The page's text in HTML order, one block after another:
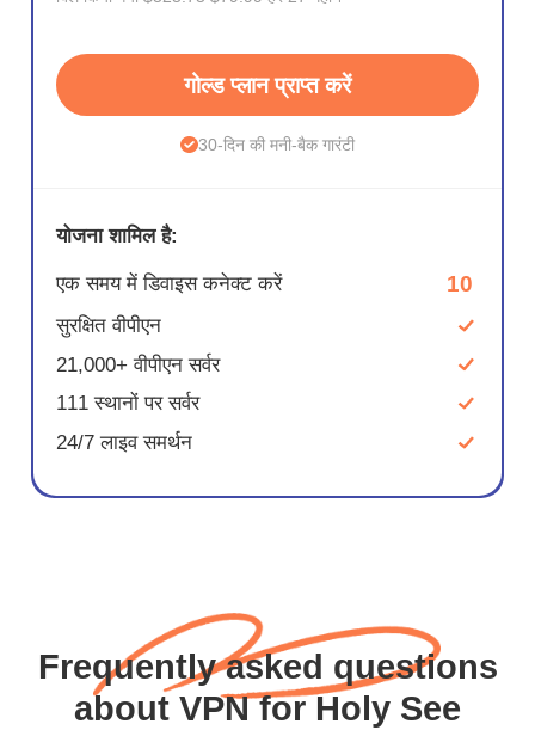
गोल्ड प्लान प्राप्त करें
30-दिन की मनी-बैक गारंटी
योजना शामिल है:
एक समय में डिवाइस कनेक्ट करें 10
सुरक्षित वीपीएन
21,000+ वीपीएन सर्वर
111 स्थानों पर सर्वर
24/7 लाइव समर्थन
Frequently asked questions
about VPN for Holy See